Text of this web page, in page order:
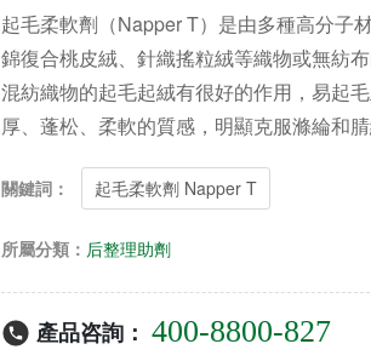
起毛柔軟劑（Napper T）是由多種高分子
錦復合桃皮絨、針織搖粒絨等織物或無紡
混紡織物的起毛起絨有很好的作用，易起
厚、蓬松、柔軟的質感，明顯克服滌綸和
關鍵詞： 起毛柔軟劑 Napper T
所屬分類： 后整理助劑
產品咨詢： 400-8800-827